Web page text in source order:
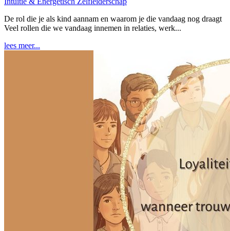
De rol die je als kind aannam en waarom je die vandaag nog draagt
Veel rollen die we vandaag innemen in relaties, werk...
lees meer...